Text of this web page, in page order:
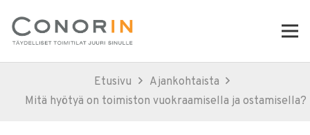
Etusivu
Ajankohtaista
Mitä hyötyä on toimiston vuokraamisella ja ostamisella?